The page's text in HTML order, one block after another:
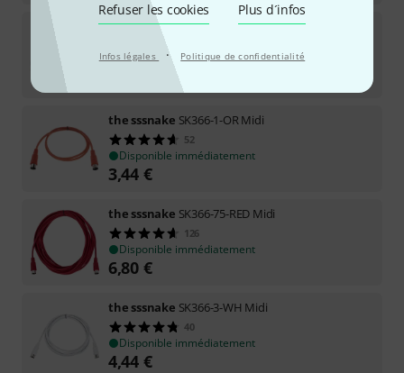
Refuser les cookies Plus d´infos
Infos légales · Politique de confidentialité
the sssnakeSK366-75-BLU Midi
Disponible immédiatement
the sssnake SK366-1-OR Midi
52
Disponible immédiatement
3,44 €
the sssnake SK366-75-RED Midi
126
Disponible immédiatement
6,80 €
the sssnake SK366-3-WH Midi
40
Disponible immédiatement
4,44 €